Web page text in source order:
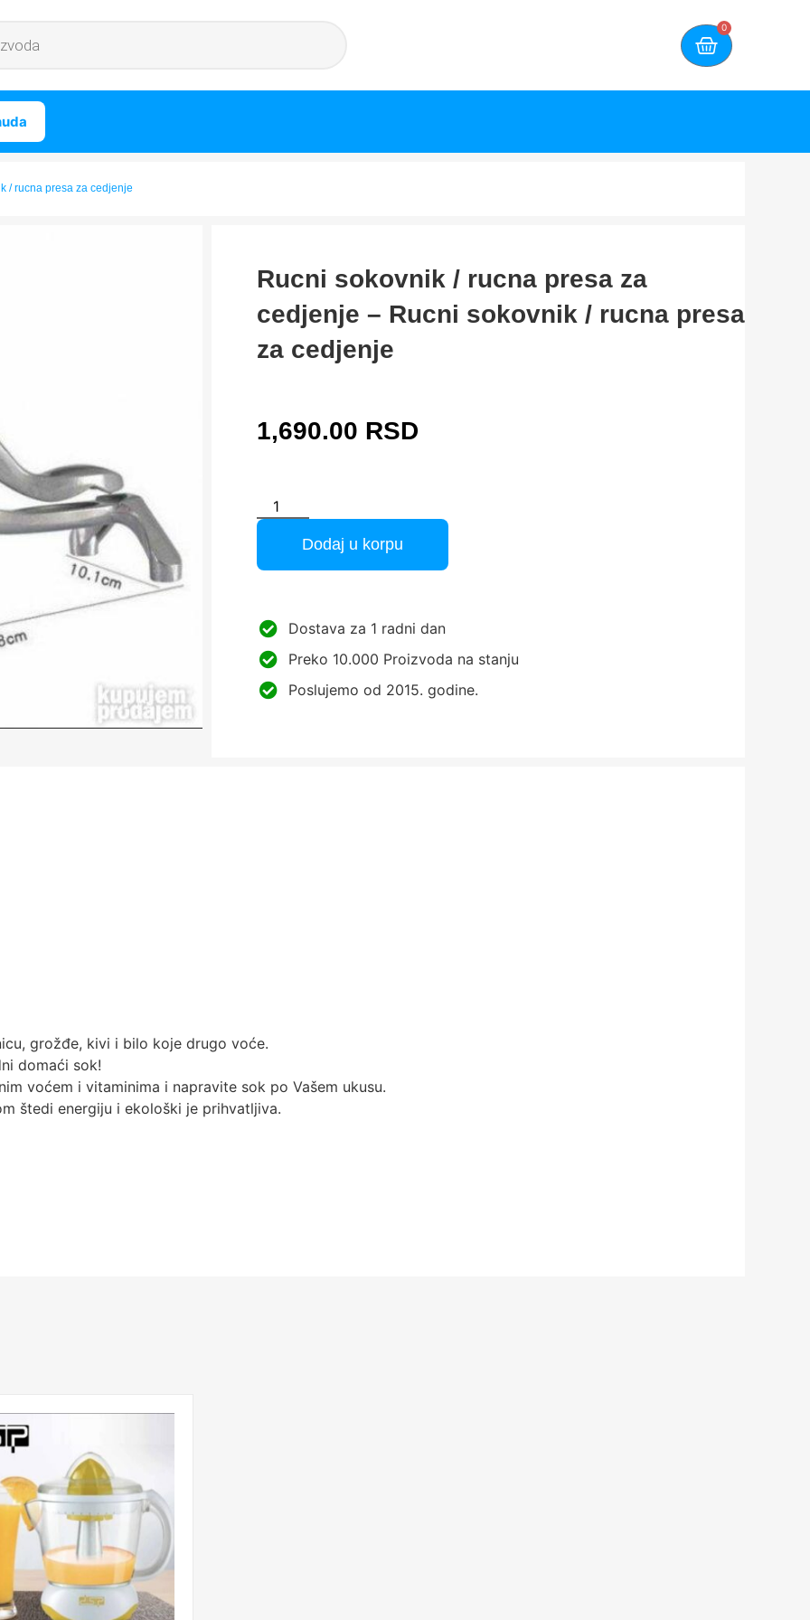
0
/ rucna presa za cedjenje
Rucni sokovnik / rucna presa za
cedjenje – Rucni sokovnik / rucna presa
za cedjenje
1,690.00 RSD
Dodaj u korpu
Dostava za 1 radni dan
Preko 10.000 Proizvoda na stanju
Poslujemo od 2015. godine.
grožđe, kivi i bilo koje drugo voće.
domaći sok!
voćem i vitaminima i napravite sok po Vašem ukusu.
štedi energiju i ekološki je prihvatljiva.